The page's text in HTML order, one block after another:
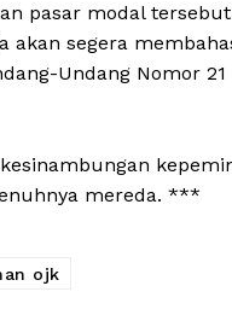
pasar modal
akan segera
Undang Nomor
mereda. ***
ojk